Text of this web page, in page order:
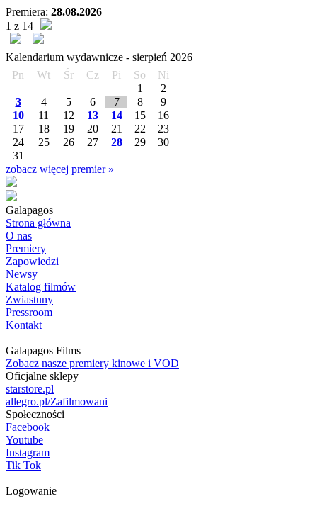
Premiera: 28.08.2026
1 z 14
Kalendarium wydawnicze - sierpień 2026
Pn
Wt Śr Cz Pi So
Ni
1
2
3
4 5 6 7 8
9
10
11 12 13 14 15
16
17
18 19 20 21 22
23
24
25 26 27 28 29
30
31
zobacz więcej premier »
Galapagos
Strona główna
O nas
Premiery
Zapowiedzi
Newsy
Katalog filmów
Zwiastuny
Pressroom
Kontakt
Galapagos Films
Zobacz nasze premiery kinowe i VOD
Oficjalne sklepy
starstore.pl
allegro.pl/Zafilmowani
Społeczności
Facebook
Youtube
Instagram
Tik Tok
Logowanie